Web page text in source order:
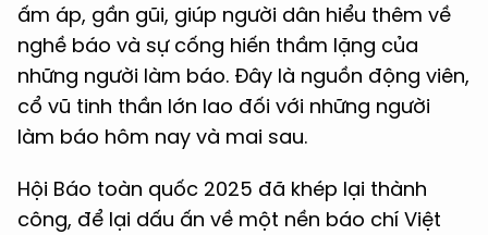
ấm áp, gần gũi, giúp người dân hiểu thêm về
nghề báo và sự cống hiến thầm lặng của
những người làm báo. Đây là nguồn động viên,
cổ vũ tinh thần lớn lao đối với những người
làm báo hôm nay và mai sau.
Hội Báo toàn quốc 2025 đã khép lại thành
công, để lại dấu ấn về một nền báo chí Việt